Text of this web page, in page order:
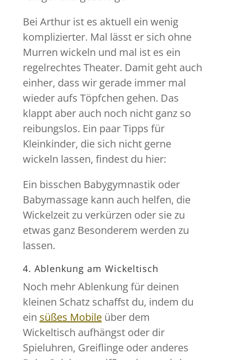
Bei Arthur ist es aktuell ein wenig
komplizierter. Mal lässt er sich ohne
Murren wickeln und mal ist es ein
regelrechtes Theater. Damit geht auch
einher, dass wir gerade immer mal
wieder aufs Töpfchen gehen. Das
klappt aber auch noch nicht ganz so
reibungslos. Ein paar Tipps für
Kleinkinder, die sich nicht gerne
wickeln lassen, findest du hier:
Ein bisschen Babygymnastik oder
Babymassage kann auch helfen, die
Wickelzeit zu verkürzen oder sie zu
etwas ganz Besonderem werden zu
lassen.
4. Ablenkung am Wickeltisch
Noch mehr Ablenkung für deinen
kleinen Schatz schaffst du, indem du
ein süßes Mobileüber dem
Wickeltisch aufhängst oder dir
Spieluhren, Greiflinge oder anderes